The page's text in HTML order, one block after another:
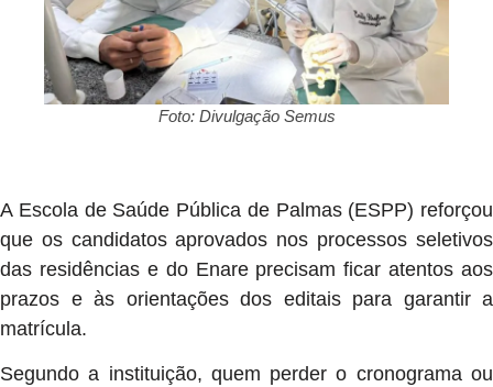
Foto: Divulgação Semus
A Escola de Saúde Pública de Palmas (ESPP) reforçou
que os candidatos aprovados nos processos seletivos
das residências e do Enare precisam ficar atentos aos
prazos e às orientações dos editais para garantir a
matrícula.
Segundo a instituição, quem perder o cronograma ou